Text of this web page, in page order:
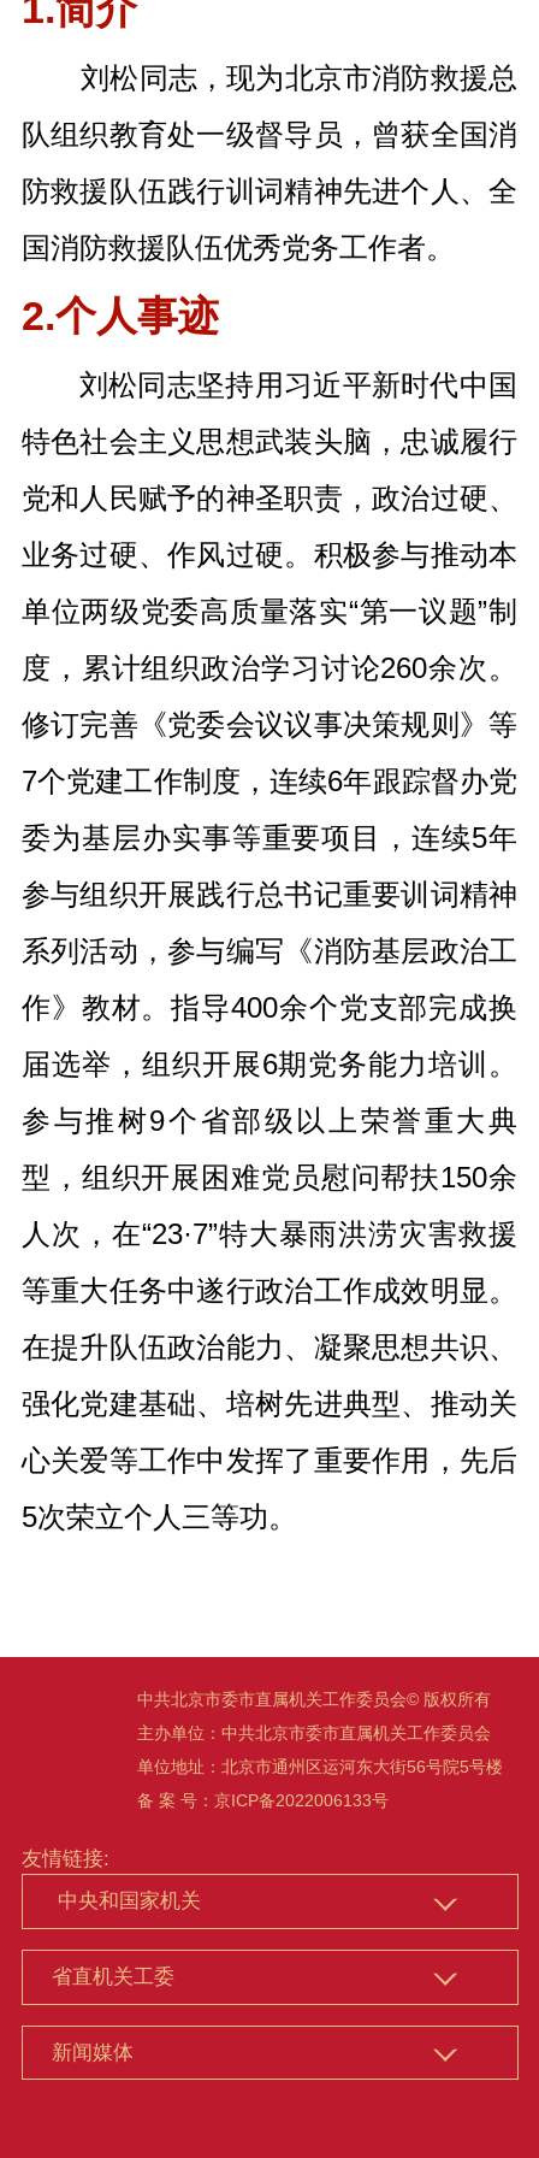
刘松同志，现为北京市消防救援总
队组织教育处一级督导员，曾获全国消
防救援队伍践行训词精神先进个人、全
国消防救援队伍优秀党务工作者。
2.个人事迹
刘松同志坚持用习近平新时代中国
特色社会主义思想武装头脑，忠诚履行
党和人民赋予的神圣职责，政治过硬、
业务过硬、作风过硬。积极参与推动本
单位两级党委高质量落实“第一议题”制
度，累计组织政治学习讨论260余次。
修订完善《党委会议议事决策规则》等
7个党建工作制度，连续6年跟踪督办党
委为基层办实事等重要项目，连续5年
参与组织开展践行总书记重要训词精神
系列活动，参与编写《消防基层政治工
作》教材。指导400余个党支部完成换
届选举，组织开展6期党务能力培训。
参与推树9个省部级以上荣誉重大典
型，组织开展困难党员慰问帮扶150余
人次，在“23·7”特大暴雨洪涝灾害救援
等重大任务中遂行政治工作成效明显。
在提升队伍政治能力、凝聚思想共识、
强化党建基础、培树先进典型、推动关
心关爱等工作中发挥了重要作用，先后
5次荣立个人三等功。
中共北京市委市直属机关工作委员会© 版权所有
主办单位：中共北京市委市直属机关工作委员会
单位地址：北京市通州区运河东大街56号院5号楼
备 案 号：京ICP备2022006133号
友情链接: